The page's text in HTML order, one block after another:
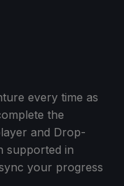
every time as
the
and Drop-
supported in
your progress